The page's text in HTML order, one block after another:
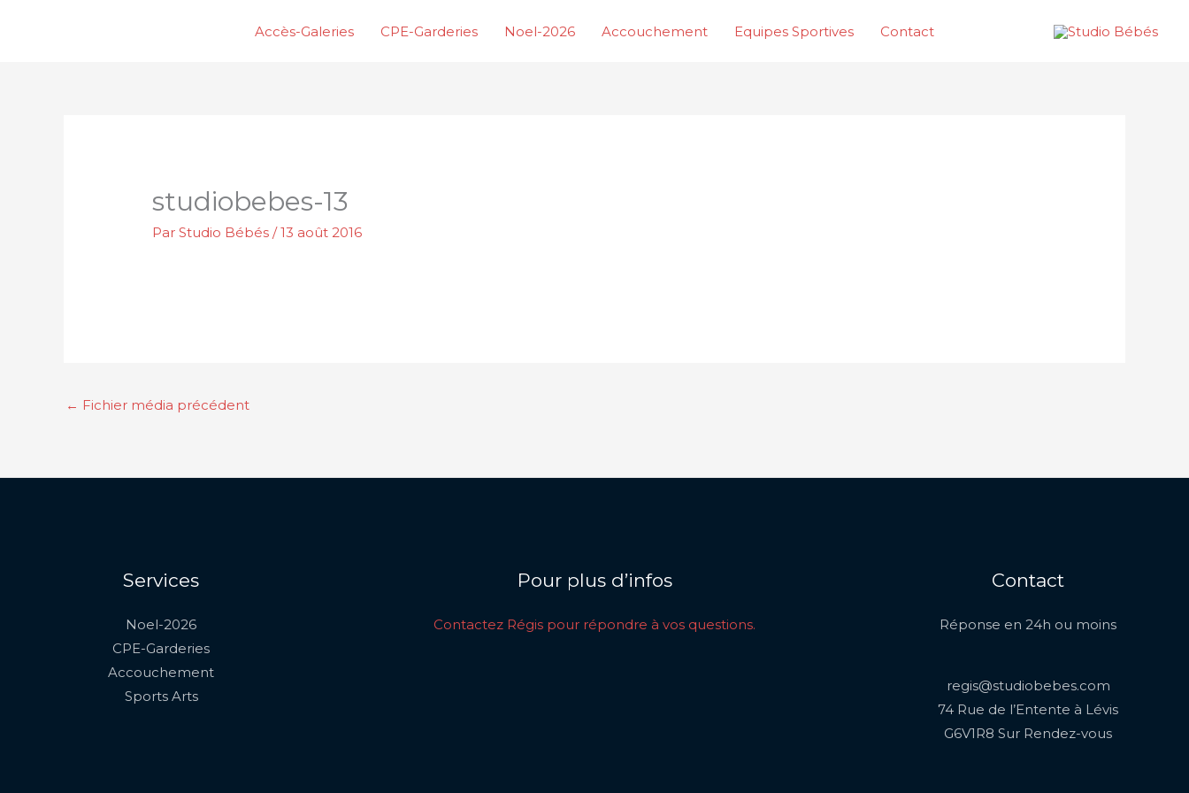
Accès-Galeries CPE-Garderies Noel-2026 Accouchement Equipes Sportives Contact
studiobebes-13
ParStudio Bébés/13 août 2016
← Fichier média précédent
Services
Noel-2026
CPE-Garderies
Accouchement
Sports Arts
Pour plus d’infos
Contactez Régis pour répondre à vos questions.
Contact
Réponse en 24h ou moins
regis@studiobebes.com
74 Rue de l’Entente à Lévis
G6V1R8 Sur Rendez-vous